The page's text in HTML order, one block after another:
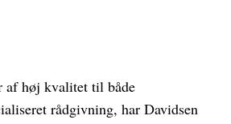
af høj kvalitet til både
rådgivning, har Davidsen